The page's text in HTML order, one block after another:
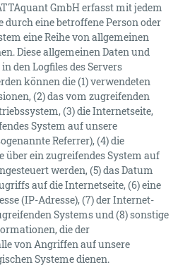
GmbH erfasst mit jedem
eine betroffene Person oder
eine Reihe von allgemeinen
Diese allgemeinen Daten und
den Logfiles des Servers
können die (1) verwendeten
(2) das vom zugreifenden
(3) die Internetseite,
System auf unsere
Referrer), (4) die
über ein zugreifendes System auf
werden, (5) das Datum
auf die Internetseite, (6) eine
(IP-Adresse), (7) der Internet-
Systems und (8) sonstige
die der
von Angriffen auf unsere
Systeme dienen.